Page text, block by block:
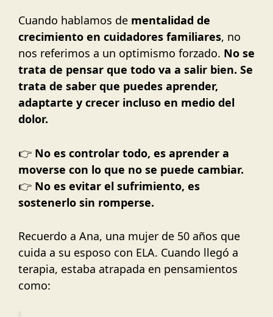
Cuando hablamos de mentalidad de
crecimiento en cuidadores familiares, no
nos referimos a un optimismo forzado. No se
trata de pensar que todo va a salir bien. Se
trata de saber que puedes aprender,
adaptarte y crecer incluso en medio del
dolor.
👉 No es controlar todo, es aprender a
moverse con lo que no se puede cambiar.
👉 No es evitar el sufrimiento, es
sostenerlo sin romperse.
Recuerdo a Ana, una mujer de 50 años que
cuida a su esposo con ELA. Cuando llegó a
terapia, estaba atrapada en pensamientos
como: